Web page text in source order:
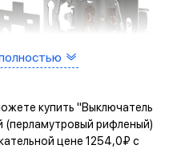
купить "Выключатель
рифленый)
цене 1254,0₽ с